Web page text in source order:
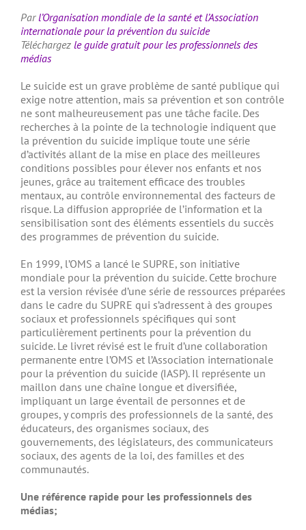
Parl’Organisation mondiale de la santé et l’Association
internationale pour la prévention du suicide
Téléchargez le guide gratuit pour les professionnels des
médias
Le suicide est un grave problème de santé publique qui
exige notre attention, mais sa prévention et son contrôle
ne sont malheureusement pas une tâche facile. Des
recherches à la pointe de la technologie indiquent que
la prévention du suicide implique toute une série
d’activités allant de la mise en place des meilleures
conditions possibles pour élever nos enfants et nos
jeunes, grâce au traitement efficace des troubles
mentaux, au contrôle environnemental des facteurs de
risque. La diffusion appropriée de l’information et la
sensibilisation sont des éléments essentiels du succès
des programmes de prévention du suicide.
En 1999, l’OMS a lancé le SUPRE, son initiative
mondiale pour la prévention du suicide. Cette brochure
est la version révisée d’une série de ressources préparées
dans le cadre du SUPRE qui s’adressent à des groupes
sociaux et professionnels spécifiques qui sont
particulièrement pertinents pour la prévention du
suicide. Le livret révisé est le fruit d’une collaboration
permanente entre l’OMS et l’Association internationale
pour la prévention du suicide (IASP). Il représente un
maillon dans une chaîne longue et diversifiée,
impliquant un large éventail de personnes et de
groupes, y compris des professionnels de la santé, des
éducateurs, des organismes sociaux, des
gouvernements, des législateurs, des communicateurs
sociaux, des agents de la loi, des familles et des
communautés.
Une référence rapide pour les professionnels des
médias;